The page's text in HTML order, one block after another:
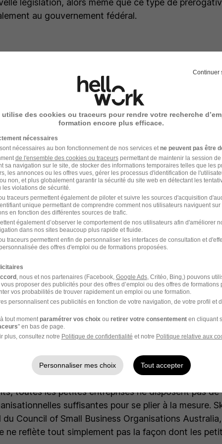
législation, alors même que ce type de
au gouvernement fédéral.
le patronat s’insurge
qui abrite Melbourne, deuxième ville du pays
côte sud-est, les organisations patronales sont
du Committee for Melbourne, un lobby à mi-
commerce, a ainsi déclaré au journal The Australian
de faire chuter la confiance des entreprises dans
avoir conscience que les capitaux et les entreprises
si l'on rend la vie trop difficile aux entreprises,
polémique en date, la loi pour l’obligation du
que prévu. À l’origine, les petites
être exemptées par cette mesure. Mais la
de dernier moment, au nom de l’équité : «
Si vous
petite entreprise, vous méritez les mêmes droits que
grande banque.Tout le monde ne peut pas travailler
doivent pouvoir en bénéficier », a justifié
laissé aux TPE australiennes, qui ont jusqu’à
En effet, on parle ici de 1,3 million de
entreprises, qui vont pouvoir exiger deux jours de
État comptant 6,5 millions d’habitants, l’impact
toutes les petites entreprises ne disposent pas de
suffisantes pour se plier à la mesure.
Council of Small Business Organisations
ne reflète tout simplement pas la façon dont les
Continuer
utilise des cookies ou traceurs pour rendre votre recherche
formation encore plus efficace.
nécessaires
nécessaires au bon fonctionnement de nos services et ne peuvent pas être
de l'ensemble des cookies ou traceurspermettant de maintenir la session
sa navigation sur le site, de stocker des informations temporaires telles que les
les annonces ou les offres vues, gérer les processus d'identification de
non, et plus globalement garantir la sécurité du site web en détectant les
violations de sécurité.
traceurs permettent également de piloter et suivre les sources d'acquisition
unique permettant de comprendre comment nos utilisateurs naviguent sur
en fonction des différentes sources de trafic.
également d’observer le comportement de nos utilisateurs afin d'améliorer
dans nos sites beaucoup plus rapide et fluide.
traceurs permettent enfin de personnaliser les interfaces de consultation et
des offres d'emploi ou de formations proposées.
, nous et nos partenaires (Facebook, Google Ads, Critéo, Bing,) pouvons
proposer des publicités pour des offres d’emploi ou des offres de formations
vos probabilités de trouver rapidement un emploi ou une formation.
personnalisent ces publicités en fonction de votre navigation, de votre profil et
tout moment paramétrer vos choix ou retirer votre consentementen cliquant
" en bas de page.
plus, consultez notre Politique de confidentialité et notre Politique relative aux
Personnaliser mes choix Tout accepter